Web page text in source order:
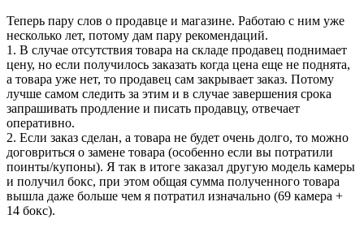
Теперь пару слов о продавце и магазине. Работаю с ним уже
несколько лет, потому дам пару рекомендаций.
1. В случае отсутствия товара на складе продавец поднимает
цену, но если получилось заказать когда цена еще не поднята,
а товара уже нет, то продавец сам закрывает заказ. Потому
лучше самом следить за этим и в случае завершения срока
запрашивать продление и писать продавцу, отвечает
оперативно.
2. Если заказ сделан, а товара не будет очень долго, то можно
договриться о замене товара (особенно если вы потратили
поинты/купоны). Я так в итоге заказал другую модель камеры
и получил бокс, при этом общая сумма полученного товара
вышла даже больше чем я потратил изначально (69 камера +
14 бокс).